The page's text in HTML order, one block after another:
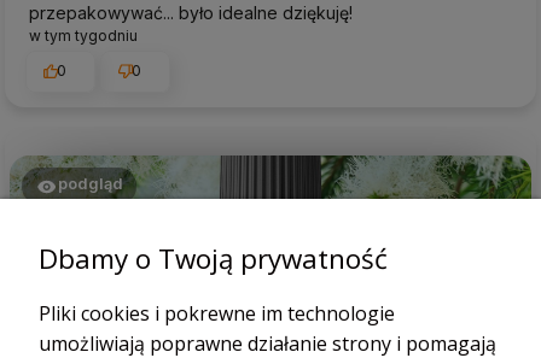
przepakowywać... było idealne dziękuję!
w tym tygodniu
0
0
podgląd
Dbamy o Twoją prywatność
Pliki cookies i pokrewne im technologie
umożliwiają poprawne działanie strony i pomagają